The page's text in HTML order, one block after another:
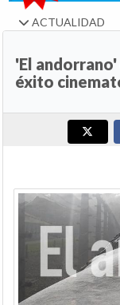
ACTUALIDAD
'El
éxito